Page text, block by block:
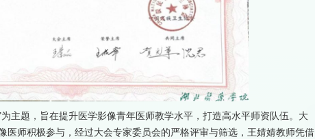
主题，旨在提升医学影像青年医师教学水平，打造高水平师资队伍。大
医师积极参与，经过大会专家委员会的严格评审与筛选，王婧婧教师凭借